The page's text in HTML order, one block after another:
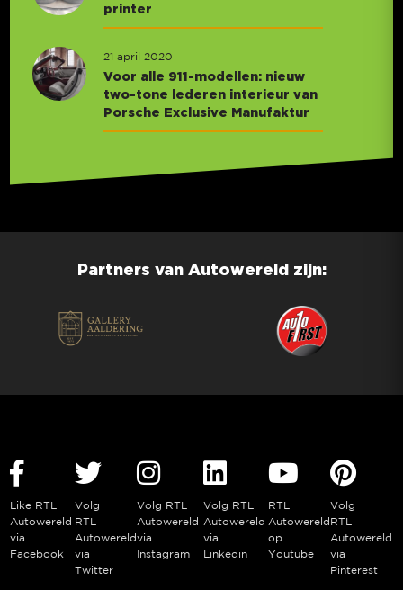
printer
21 april 2020
Voor alle 911-modellen: nieuw
two-tone lederen interieur van
Porsche Exclusive Manufaktur
Partners van Autowereld zijn:
Like RTL
Autowereld
via
Facebook
Volg
RTL
Autowereld
via
Twitter
Volg RTL
Autowereld
via
Instagram
Volg RTL
Autowereld
via
Linkedin
RTL
Autowereld
op
Youtube
Volg
RTL
Autowereld
via
Pinterest